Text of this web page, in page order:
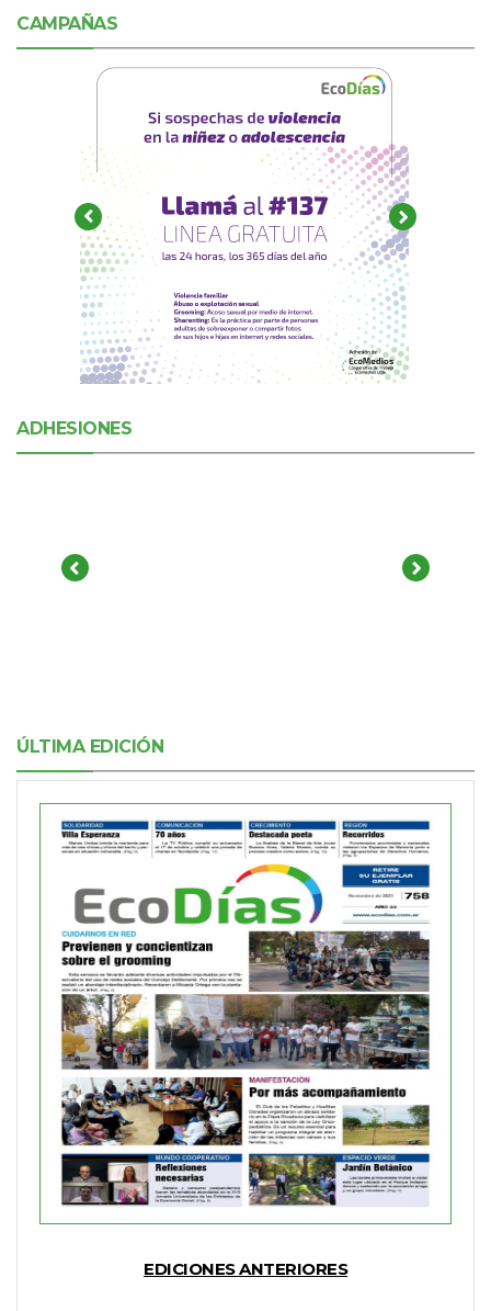
CAMPAÑAS
ADHESIONES
ÚLTIMA EDICIÓN
EDICIONES ANTERIORES